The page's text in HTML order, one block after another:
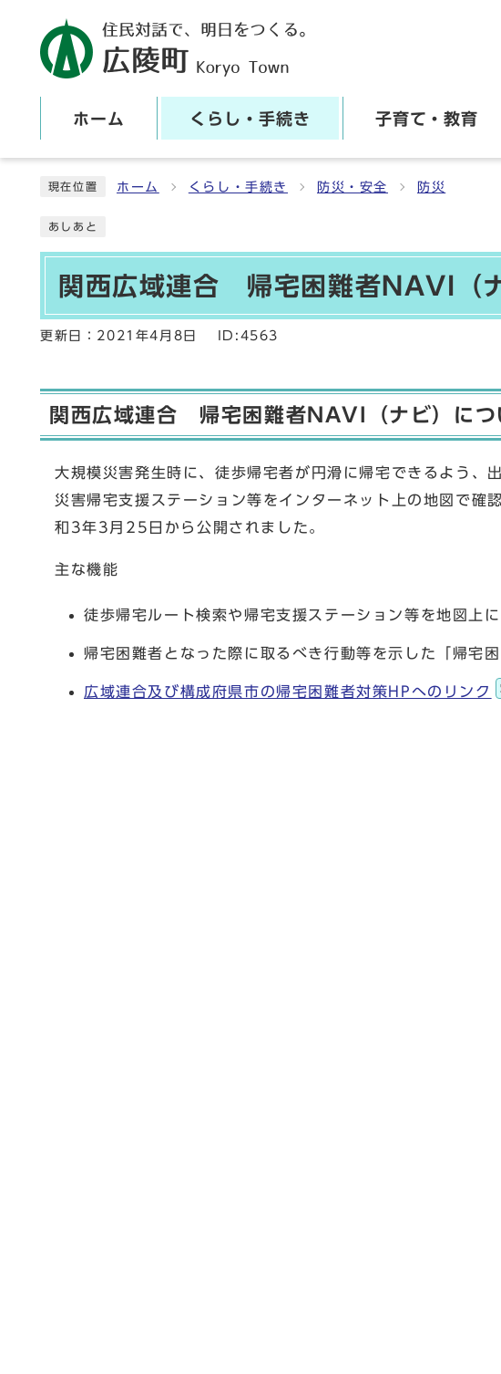
ホーム くらし・手続き 子育て・教育
現在位置 ホーム くらし・手続き 防災・安全 防災
あしあと
関西広域連合 帰宅困難者NAVI（
更新日： 2021年4月8日 ID:4563
関西広域連合 帰宅困難者NAVI（ナビ）につ
大規模災害発生時に、徒歩帰宅者が円滑に帰宅できるよう、
災害帰宅支援ステーション等をインターネット上の地図で
和3年3月25日から公開されました。
主な機能
徒歩帰宅ルート検索や帰宅支援ステーション等を地図上
帰宅困難者となった際に取るべき行動等を示した「帰宅
広域連合及び構成府県市の帰宅困難者対策HPへのリンク